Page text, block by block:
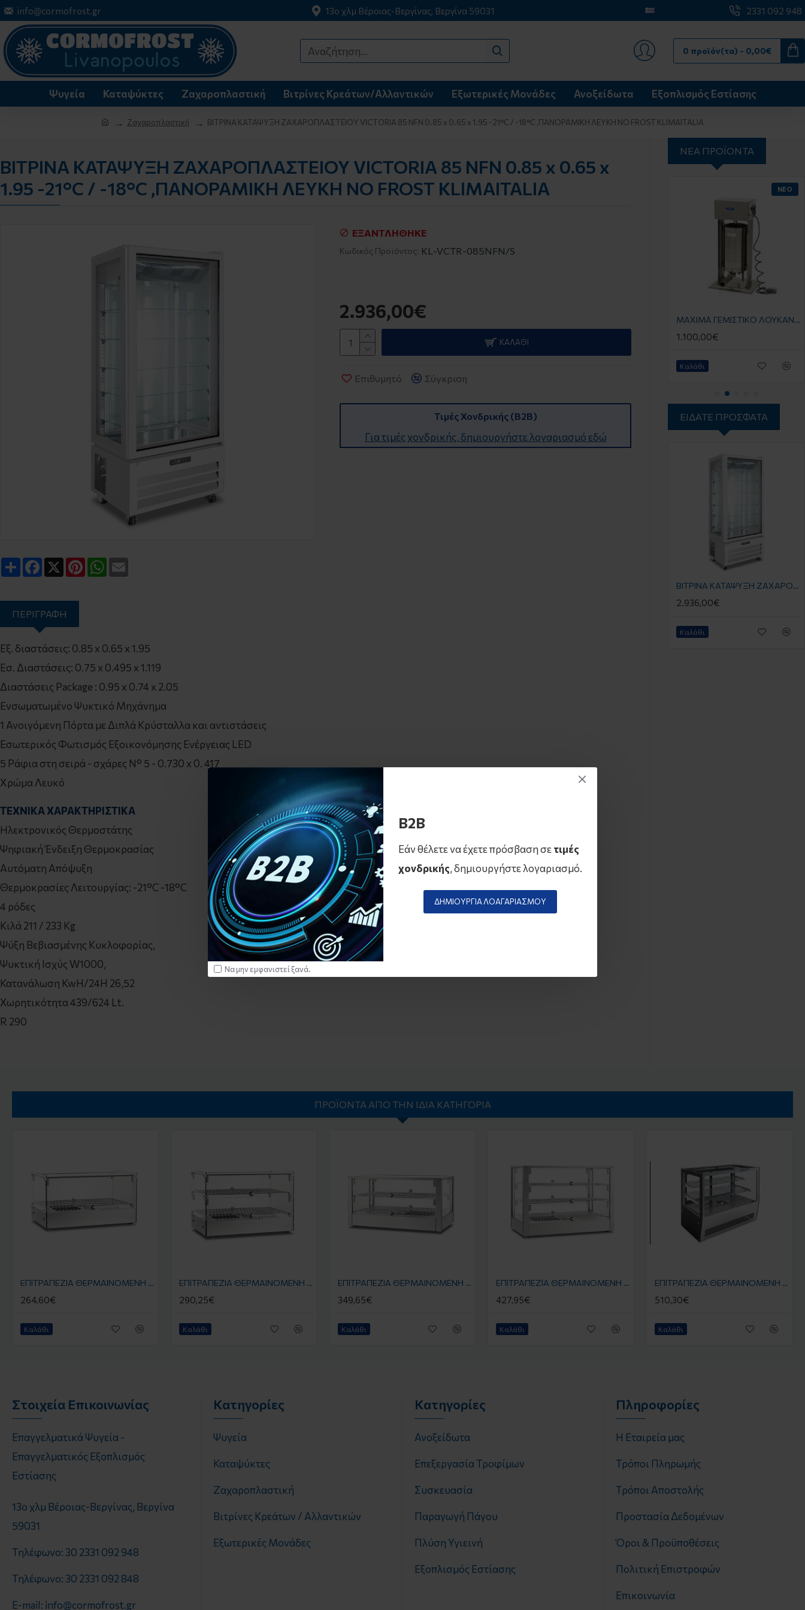
B2B
Εάν θέλετε να έχετε πρόσβαση σετιμές
χονδρικής, δημιουργήστε λογαριασμό.
ΔΗΜΙΟΥΡΓΊΑ ΛΟΑΓΑΡΙΑΣΜΟΎ
Να μην εμφανιστεί ξανά.
info@cormofrost.gr 13o χλμ Βέροιας-Βεργίνας, Βεργίνα 59031 2331 092 948
0 προϊόν(τα) - 0,00€
Ψυγεία Καταψύκτες Ζαχαροπλαστική Βιτρίνες Κρεάτων/Αλλαντικών Εξωτερικές Μονάδες Ανοξείδωτα Εξοπλισμός Εστίασης
Ζαχαροπλαστική ΒΙΤΡΙΝΑ ΚΑΤΑΨΥΞΗ ΖΑΧΑΡΟΠΛΑΣΤΕΙΟΥ VICTORIA 85 NFN 0.85 x 0.65 x 1.95 -21°C / -18°C ,ΠΑΝΟΡΑΜΙΚΗ ΛΕΥΚΗ NO FROST KLIMAITALIA
ΒΙΤΡΙΝΑ ΚΑΤΑΨΥΞΗ ΖΑΧΑΡΟΠΛΑΣΤΕΙΟΥ VICTORIA 85 NFN 0.85 x 0.65 x
1.95 -21°C / -18°C ,ΠΑΝΟΡΑΜΙΚΗ ΛΕΥΚΗ NO FROST KLIMAITALIA
ShareFacebook
X PinterestWhatsApp
ΠΕΡΙΓΡΑΦΉ
Εξ. διαστάσεις: 0.85 x 0.65 x 1.95
Εσ. Διαστάσεις: 0.75 x 0.495 x 1.119
Διαστάσεις Package : 0.95 x 0.74 x 2.05
Ενσωματωμένο Ψυκτικό Μηχάνημα
1 Ανοιγόμενη Πόρτα με Διπλά Κρύσταλλα και αντιστάσεις
Εσωτερικός Φωτισμός Εξοικονόμησης Ενέργειας LED
5 Ράφια στη σειρά - σχάρες N° 5 - 0.730 x 0. 417
Χρώμα Λευκό
ΤΕΧΝΙΚΑ ΧΑΡΑΚΤΗΡΙΣΤΙΚΑ
Ηλεκτρονικός Θερμοστάτης
Ψηφιακή Ένδειξη Θερμοκρασίας
Αυτόματη Απόψυξη
Θερμοκρασίες Λειτουργίας: -21°C -18°C
4 ρόδες
Κιλά 211 / 233 Kg
Ψύξη Βεβιασμένης Κυκλοφορίας,
Ψυκτική Ισχύς W1000,
Κατανάλωση KwH/24H 26,52
Χωρητικότητα 439/624 Lt.
R 290
ΕΞΑΝΤΛΉΘΗΚΕ
Κωδικός Προϊόντος: KL-VCTR-085NFN/S
2.936,00€
ΚΑΛΆΘΙ
Επιθυμητό Σύγκριση
Τιμές Χονδρικής (B2B)
Για τιμές χονδρικής, δημιουργήστε λογαριασμό εδώ
ΝΈΑ ΠΡΟΪΌΝΤΑ
ΝΈΟ
ΜAΧIMA ΓΕΜΙΣΤΙΚΟ ΛΟΥΚΑΝΙΚΩΝ 20L- ΗΛΕΚΤΡΙΚΟ- 4 ΣΩΛΗΝΕΣ ΠΛΗΡΩΣΗΣ
1.100,00€
Καλάθι
ΕΊΔΑΤΕ ΠΡΌΣΦΑΤΑ
ΒΙΤΡΙΝΑ ΚΑΤΑΨΥΞΗ ΖΑΧΑΡΟΠΛΑΣΤΕΙΟΥ VICTORIA 85 NFN 0.85 x 0.65 x 1.95 -21°C / -18°C ,ΠΑΝΟΡΑΜΙΚΗ ΛΕΥΚΗ NO FROST KLIMAITALIA
2.936,00€
Καλάθι
ΠΡΟΪΌΝΤΑ ΑΠΌ ΤΗΝ ΊΔΙΑ ΚΑΤΗΓΟΡΊΑ
EΠΙΤΡΑΠΕΖΙΑ ΘΕΡΜΑΙΝΟΜΕΝΗ ΒΙΤΡΙΝΑ CRH 55.1 0.555 x 0.361 x 0.312 KLIMAITALIA
264,60€
Καλάθι
EΠΙΤΡΑΠΕΖΙΑ ΘΕΡΜΑΙΝΟΜΕΝΗ ΒΙΤΡΙΝΑ CRH 55.2 0.555 x 0.361 x 0.379 KLIMAITALIA
290,25€
Καλάθι
EΠΙΤΡΑΠΕΖΙΑ ΘΕΡΜΑΙΝΟΜΕΝΗ ΒΙΤΡΙΝΑ CRH 70.2 0.70 x 0.40 x 0.372 KLIMAITALIA
349,65€
Καλάθι
EΠΙΤΡΑΠΕΖΙΑ ΘΕΡΜΑΙΝΟΜΕΝΗ ΒΙΤΡΙΝΑ CRH 70.3 0.70 x 0.40 x 0.498 KLIMAITALIA
427,95€
Καλάθι
EΠΙΤΡΑΠΕΖΙΑ ΘΕΡΜΑΙΝΟΜΕΝΗ ΒΙΤΡΙΝΑ DLH 070 0.70 x 0.56 x 0.73 mm KLIMAITALIA
510,30€
Καλάθι
Στοιχεία Επικοινωνίας
Επαγγελματικά Ψυγεία -
Επαγγελματικός Εξοπλισμός
Εστίασης
13o χλμ Βέροιας-Βεργίνας, Βεργίνα
59031
Τηλέφωνο: 30 2331 092 948
Τηλέφωνο: 30 2331 092 848
E-mail: info@cormofrost.gr
Κατηγορίες
Ψυγεία
Καταψύκτες
Ζαχαροπλαστική
Βιτρίνες Κρεάτων / Αλλαντικών
Εξωτερικές Μονάδες
Κατηγορίες
Ανοξείδωτα
Επεξεργασία Τροφίμων
Συσκευασία
Παραγωγή Πάγου
Πλύση Υγιεινή
Εξοπλισμός Εστίασης
Πληροφορίες
Η Εταιρεία μας
Τρόποι Πληρωμής
Τρόποι Αποστολής
Προστασία Δεδομένων
Όροι & Προϋποθέσεις
Πολιτική Επιστροφών
Επικοινωνία